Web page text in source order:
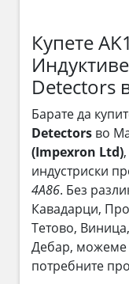
Купете
Detectors
Барате да
Detectors во
(Impexron Ltd)
индустриски
4A86. Без
Кавадарци,
Тетово,
Дебар, можеме
потребните